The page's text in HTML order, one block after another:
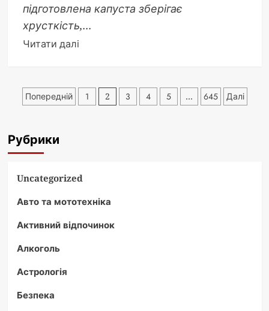
підготовлена капуста зберігає
хрусткість,...
Читати даліДокладніше
рецепт:
як
всю
Пагінація
Попередній 1 2 3 4 5 … 645 Далі
Рубрики
Uncategorized
Авто та мототехніка
Активний відпочинок
Алкоголь
Астрологія
Безпека